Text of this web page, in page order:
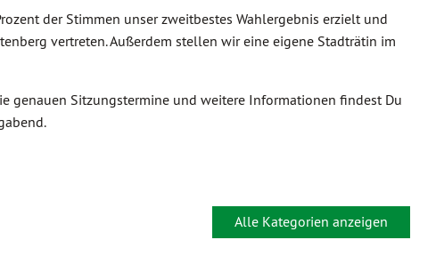
der Stimmen unser zweitbestes Wahlergebnis erzielt und
vertreten. Außerdem stellen wir eine eigene Stadträtin im
genauen Sitzungstermine und weitere Informationen findest Du
Alle Kategorien anzeigen